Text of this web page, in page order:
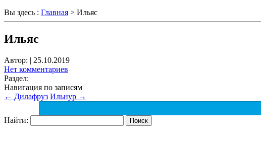
Вы здесь : Главная > Ильяс
Ильяс
Автор: | 25.10.2019
Нет комментариев
Раздел:
Навигация по записям
← Дилафруз Ильнур →
Найти: